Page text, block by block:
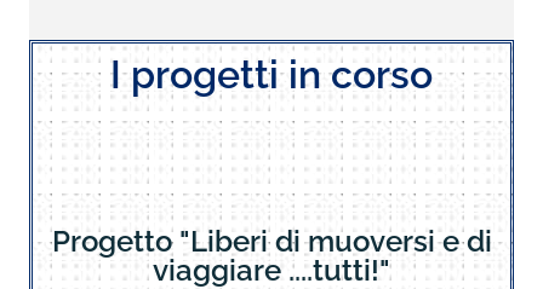
I progetti in corso
Progetto "Liberi di muoversi e di
viaggiare ....tutti!"